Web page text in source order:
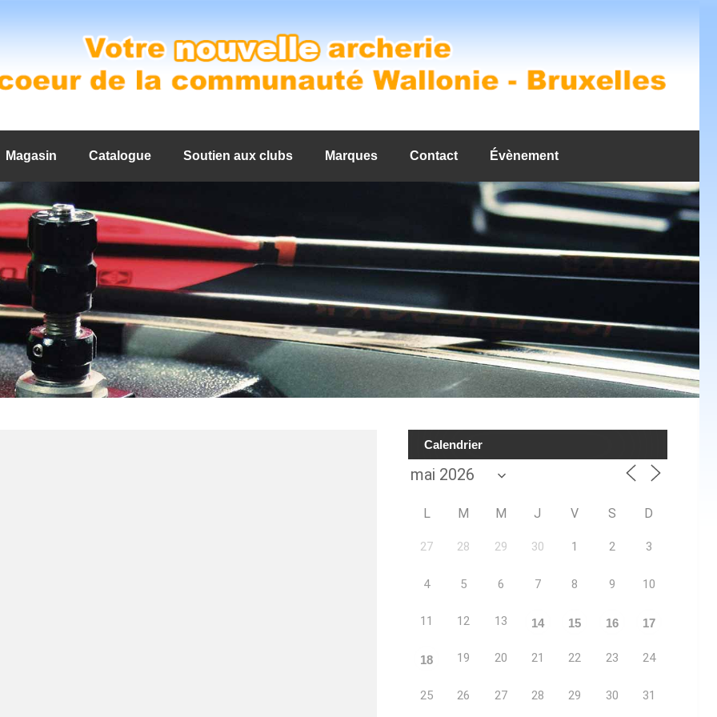
Magasin Catalogue Soutien aux clubs Marques Contact Évènement
Calendrier
L M M J V S D
27 28 29 30 1 2 3
4 5 6 7 8 9 10
11 12 13 14 15 16 17
18 19 20 21 22 23 24
25 26 27 28 29 30 31